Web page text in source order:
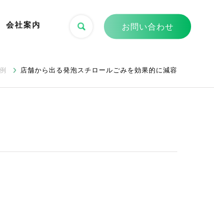
会社案内 お問い合わせ
店舗から出る発泡スチロールごみを効果的に減容